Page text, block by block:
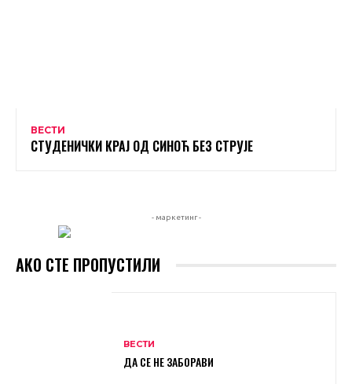
ВЕСТИ
СТУДЕНИЧКИ КРАЈ ОД СИНОЋ БЕЗ СТРУЈЕ
- маркетинг -
АКО СТЕ ПРОПУСТИЛИ
ВЕСТИ
ДА СЕ НЕ ЗАБОРАВИ